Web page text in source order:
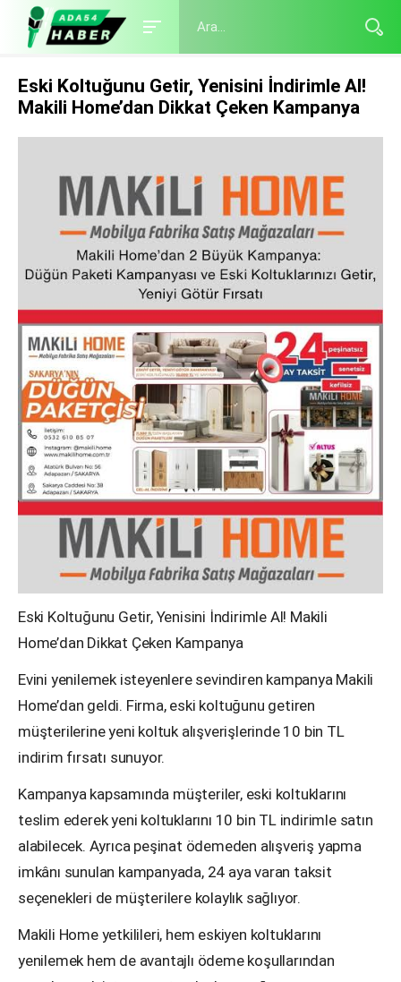
Eski Koltuğunu Getir, Yenisini İndirimle Al!
Makili Home’dan Dikkat Çeken Kampanya
Eski Koltuğunu Getir, Yenisini İndirimle Al! Makili
Home’dan Dikkat Çeken Kampanya
Evini yenilemek isteyenlere sevindiren kampanya Makili
Home’dan geldi. Firma, eski koltuğunu getiren
müşterilerine yeni koltuk alışverişlerinde 10 bin TL
indirim fırsatı sunuyor.
Kampanya kapsamında müşteriler, eski koltuklarını
teslim ederek yeni koltuklarını 10 bin TL indirimle satın
alabilecek. Ayrıca peşinat ödemeden alışveriş yapma
imkânı sunulan kampanyada, 24 aya varan taksit
seçenekleri de müşterilere kolaylık sağlıyor.
Makili Home yetkilileri, hem eskiyen koltuklarını
yenilemek hem de avantajlı ödeme koşullarından